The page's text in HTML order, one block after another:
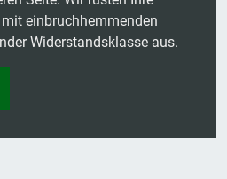
einbruchhemmenden
Widerstandsklasse aus.